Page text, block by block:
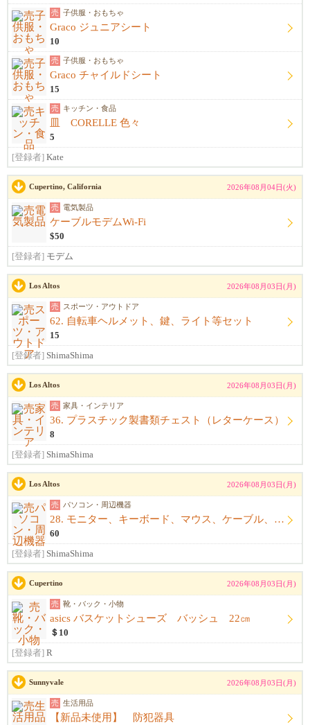
売 子供服・おもちゃ
Graco ジュニアシート
10
売 子供服・おもちゃ
Graco チャイルドシート
15
売 キッチン・食品
皿 CORELLE 色々
5
[登録者] Kate
Cupertino, California 2026年08月04日(火)
売 電気製品
ケーブルモデムWi-Fi
$50
[登録者] モデム
Los Altos 2026年08月03日(月)
売 スポーツ・アウトドア
62. 自転車ヘルメット、鍵、ライト等セット
15
[登録者] ShimaShima
Los Altos 2026年08月03日(月)
売 家具・インテリア
36. プラスチック製書類チェスト（レターケース）
8
[登録者] ShimaShima
Los Altos 2026年08月03日(月)
売 パソコン・周辺機器
28. モニター、キーボード、マウス、ケーブル、アームレスト一式
60
[登録者] ShimaShima
Cupertino 2026年08月03日(月)
売 靴・バック・小物
asics バスケットシューズ バッシュ 22㎝
＄10
[登録者] R
Sunnyvale 2026年08月03日(月)
売 生活用品
【新品未使用】 防犯器具